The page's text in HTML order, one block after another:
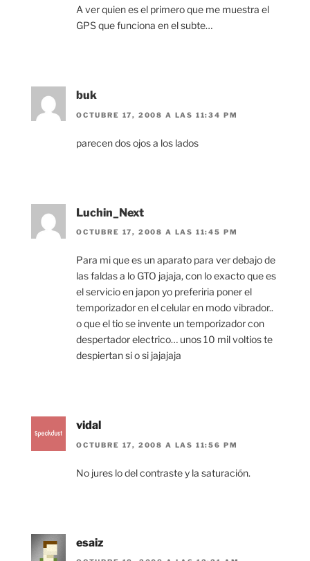
A ver quien es el primero que me muestra el
GPS que funciona en el subte…
buk
OCTUBRE 17, 2008 A LAS 11:34 PM
parecen dos ojos a los lados
Luchin_Next
OCTUBRE 17, 2008 A LAS 11:45 PM
Para mi que es un aparato para ver debajo de
las faldas a lo GTO jajaja, con lo exacto que es
el servicio en japon yo preferiria poner el
temporizador en el celular en modo vibrador..
o que el tio se invente un temporizador con
despertador electrico… unos 10 mil voltios te
despiertan si o si jajajaja
vidal
OCTUBRE 17, 2008 A LAS 11:56 PM
No jures lo del contraste y la saturación.
esaiz